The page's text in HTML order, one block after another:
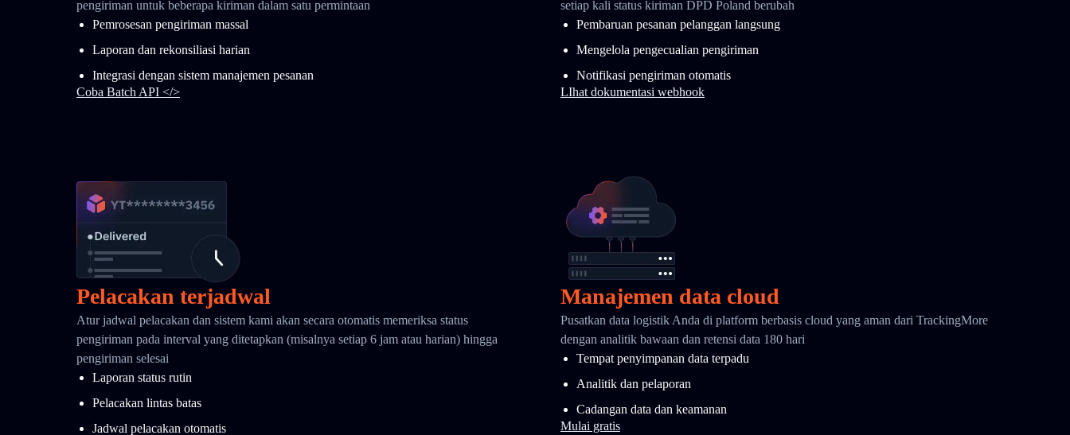
pengiriman untuk beberapa kiriman dalam satu permintaan
Pemrosesan pengiriman massal
Laporan dan rekonsiliasi harian
Integrasi dengan sistem manajemen pesanan
Coba Batch API </>
setiap kali status kiriman DPD Poland berubah
Pembaruan pesanan pelanggan langsung
Mengelola pengecualian pengiriman
Notifikasi pengiriman otomatis
LIhat dokumentasi webhook
Pelacakan terjadwal
Atur jadwal pelacakan dan sistem kami akan secara otomatis memeriksa status
pengiriman pada interval yang ditetapkan (misalnya setiap 6 jam atau harian) hingga
pengiriman selesai
Laporan status rutin
Pelacakan lintas batas
Jadwal pelacakan otomatis
Manajemen data cloud
Pusatkan data logistik Anda di platform berbasis cloud yang aman dari TrackingMore
dengan analitik bawaan dan retensi data 180 hari
Tempat penyimpanan data terpadu
Analitik dan pelaporan
Cadangan data dan keamanan
Mulai gratis